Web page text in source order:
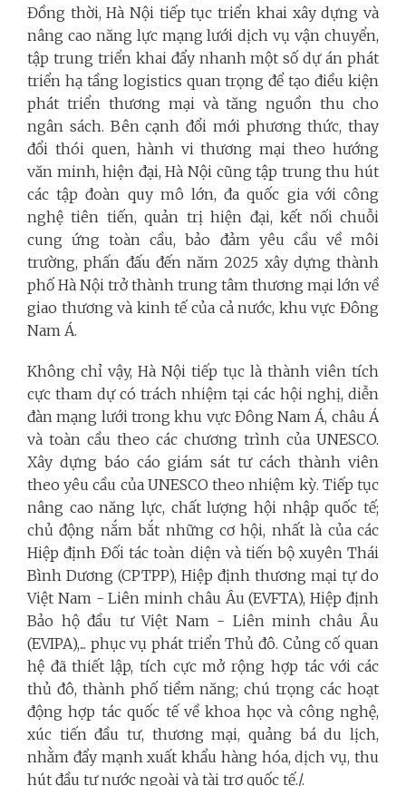
Đồng thời, Hà Nội tiếp tục triển khai xây dựng và
nâng cao năng lực mạng lưới dịch vụ vận chuyển,
tập trung triển khai đẩy nhanh một số dự án phát
triển hạ tầng logistics quan trọng để tạo điều kiện
phát triển thương mại và tăng nguồn thu cho
ngân sách. Bên cạnh đổi mới phương thức, thay
đổi thói quen, hành vi thương mại theo hướng
văn minh, hiện đại, Hà Nội cũng tập trung thu hút
các tập đoàn quy mô lớn, đa quốc gia với công
nghệ tiên tiến, quản trị hiện đại, kết nối chuỗi
cung ứng toàn cầu, bảo đảm yêu cầu về môi
trường, phấn đấu đến năm 2025 xây dựng thành
phố Hà Nội trở thành trung tâm thương mại lớn về
giao thương và kinh tế của cả nước, khu vực Đông
Nam Á.
Không chỉ vậy, Hà Nội tiếp tục là thành viên tích
cực tham dự có trách nhiệm tại các hội nghị, diễn
đàn mạng lưới trong khu vực Đông Nam Á, châu Á
và toàn cầu theo các chương trình của UNESCO.
Xây dựng báo cáo giám sát tư cách thành viên
theo yêu cầu của UNESCO theo nhiệm kỳ. Tiếp tục
nâng cao năng lực, chất lượng hội nhập quốc tế;
chủ động nắm bắt những cơ hội, nhất là của các
Hiệp định Đối tác toàn diện và tiến bộ xuyên Thái
Bình Dương (CPTPP), Hiệp định thương mại tự do
Việt Nam - Liên minh châu Âu (EVFTA), Hiệp định
Bảo hộ đầu tư Việt Nam - Liên minh châu Âu
(EVIPA),... phục vụ phát triển Thủ đô. Củng cố quan
hệ đã thiết lập, tích cực mở rộng hợp tác với các
thủ đô, thành phố tiềm năng; chú trọng các hoạt
động hợp tác quốc tế về khoa học và công nghệ,
xúc tiến đầu tư, thương mại, quảng bá du lịch,
nhằm đẩy mạnh xuất khẩu hàng hóa, dịch vụ, thu
hút đầu tư nước ngoài và tài trợ quốc tế./.